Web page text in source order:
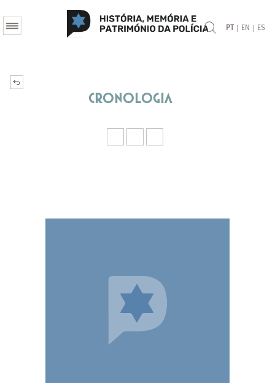
PT | EN | ES
Cronologia